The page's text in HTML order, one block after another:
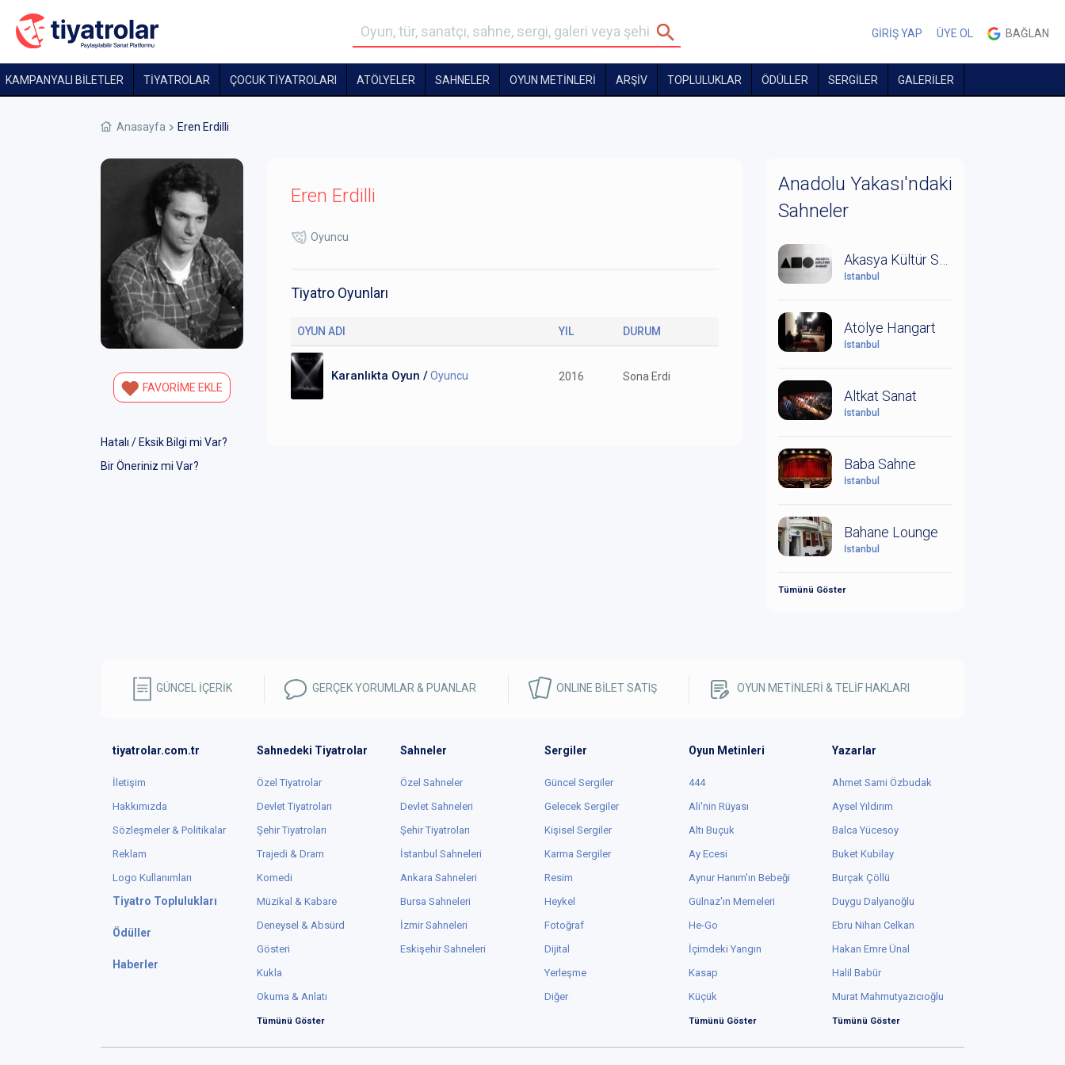
GİRİŞ YAP ÜYE OL BAĞLAN
KAMPANYALI BİLETLER TİYATROLAR ÇOCUK TIYATROLARI ATÖLYELER SAHNELER OYUN METİNLERİ ARŞİV TOPLULUKLAR ÖDÜLLER SERGİLER GALERİLER
Anasayfa Eren Erdilli
FAVORİME EKLE
Hatalı / Eksik Bilgi mi Var?
Bir Öneriniz mi Var?
Eren Erdilli
Oyuncu
Tiyatro Oyunları
OYUN ADI YIL DURUM
Karanlıkta Oyun /Oyuncu 2016 Sona Erdi
Anadolu Yakası'ndaki
Sahneler
İstanbul
Atölye Hangart
İstanbul
Altkat Sanat
İstanbul
Baba Sahne
İstanbul
Bahane Lounge
İstanbul
Tümünü Göster
GÜNCEL İÇERİK GERÇEK YORUMLAR & PUANLAR ONLINE BİLET SATIŞ OYUN METİNLERİ & TELİF HAKLARI
tiyatrolar.com.tr
İletişim
Hakkımızda
Sözleşmeler & Politikalar
Reklam
Logo Kullanımları
Tiyatro Toplulukları
Ödüller
Haberler
Sahnedeki Tiyatrolar
Özel Tiyatrolar
Devlet Tiyatroları
Şehir Tiyatroları
Trajedi & Dram
Komedi
Müzikal & Kabare
Deneysel & Absürd
Gösteri
Kukla
Okuma & Anlatı
Tümünü Göster
Sahneler
Özel Sahneler
Devlet Sahneleri
Şehir Tiyatroları
İstanbul Sahneleri
Ankara Sahneleri
Bursa Sahneleri
İzmir Sahneleri
Eskişehir Sahneleri
Sergiler
Güncel Sergiler
Gelecek Sergiler
Kişisel Sergiler
Karma Sergiler
Resim
Heykel
Fotoğraf
Dijital
Yerleşme
Diğer
Oyun Metinleri
444
Ali'nin Rüyası
Altı Buçuk
Ay Ecesi
Aynur Hanım'ın Bebeği
Gülnaz'ın Memeleri
He-Go
İçimdeki Yangın
Kasap
Küçük
Tümünü Göster
Yazarlar
Ahmet Sami Özbudak
Aysel Yıldırım
Balca Yücesoy
Buket Kubilay
Burçak Çöllü
Duygu Dalyanoğlu
Ebru Nihan Celkan
Hakan Emre Ünal
Halil Babür
Murat Mahmutyazıcıoğlu
Tümünü Göster